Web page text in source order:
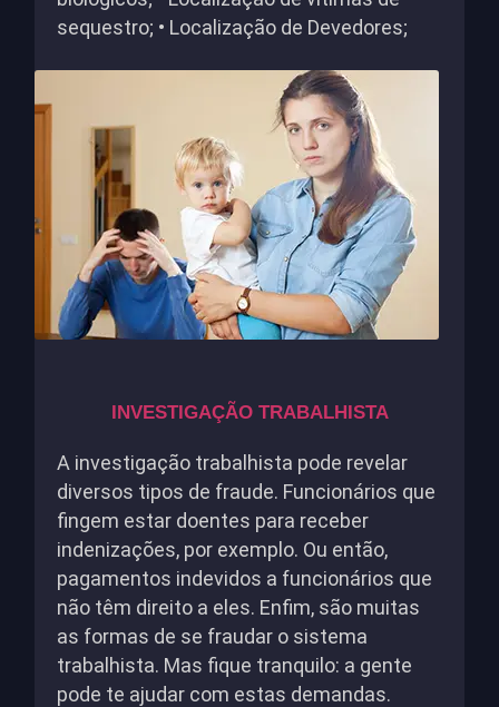
sequestro; • Localização de Devedores;
INVESTIGAÇÃO TRABALHISTA
A investigação trabalhista pode revelar
diversos tipos de fraude. Funcionários que
fingem estar doentes para receber
indenizações, por exemplo. Ou então,
pagamentos indevidos a funcionários que
não têm direito a eles. Enfim, são muitas
as formas de se fraudar o sistema
trabalhista. Mas fique tranquilo: a gente
pode te ajudar com estas demandas.